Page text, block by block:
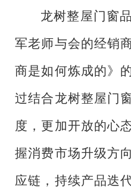
龙树整屋门窗
军老师与会的经销
商是如何炼成的》
过结合龙树整屋门
度，更加开放的心
握消费市场升级方
应链，持续产品迭